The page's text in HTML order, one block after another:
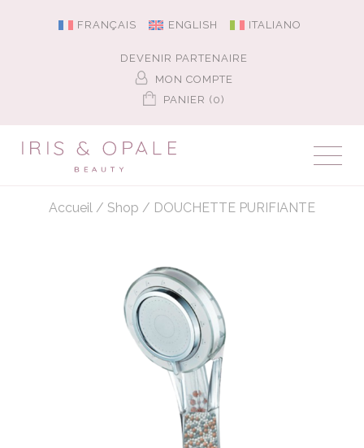
FRANÇAIS ENGLISH ITALIANO
DEVENIR PARTENAIRE
MON COMPTE
PANIER (0)
Accueil/ Shop / DOUCHETTE PURIFIANTE